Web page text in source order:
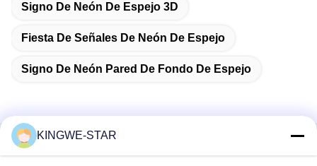
Signo De Neón De Espejo 3D
Fiesta De Señales De Neón De Espejo
Signo De Neón Pared De Fondo De Espejo
Contacto rápido
KINGWE-STAR